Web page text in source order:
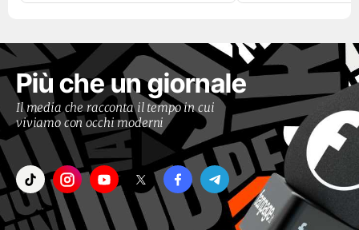
Più che un giornale
Il media che racconta il tempo in cui
viviamo con occhi moderni